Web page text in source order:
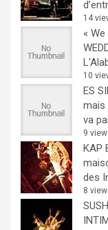
14
«
10
ES
mais
va
9
KAP
des
8